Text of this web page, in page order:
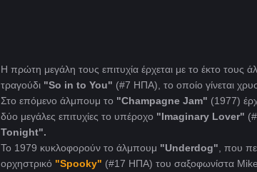
Η πρώτη μεγάλη τους επιτυχία έρχεται με το έκτο τους
τραγούδι "So in to You" (#7 ΗΠΑ), το οποίο γίνεται
Στο επόμενο άλμπουμ το "Champagne Jam" (1977)
δύο μεγάλες επιτυχίες το υπέροχο "Imaginary Lover"
Tonight".
Το 1979 κυκλοφορούν το άλμπουμ "Underdog", που
ορχηστρικό "Spooky" (#17 ΗΠΑ) του σαξοφωνίστα